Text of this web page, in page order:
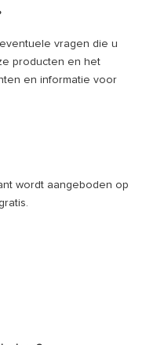
vragen die u
producten en het
en informatie voor
wordt aangeboden op